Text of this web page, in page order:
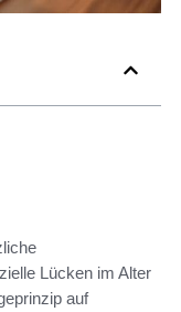
Lücken im Alter
auf